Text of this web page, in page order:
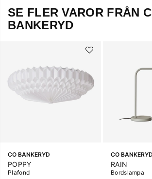
SE FLER VAROR FRÅN
BANKERYD
CO BANKERYD
POPPY
Plafond
CO BANKERYD
RAIN
Bordslampa